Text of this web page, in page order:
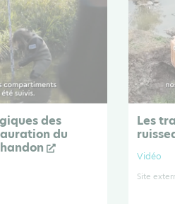
des
du
Les
Vidéo
Site